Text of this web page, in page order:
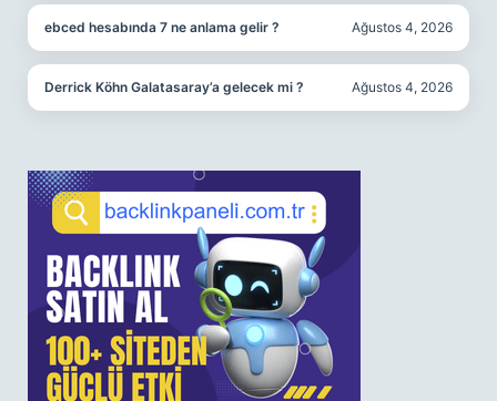
ebced hesabında 7 ne anlama gelir ? Ağustos 4, 2026
Derrick Köhn Galatasaray’a gelecek mi ? Ağustos 4, 2026